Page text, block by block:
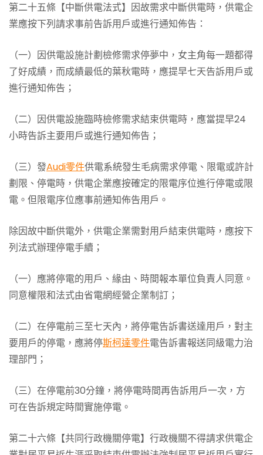
第二十五條【中斷供電法式】因故需求中斷供電時，供電企
業應按下列請求事前告訴用戶或進行通知佈告：
（一）因供電設施計劃檢修需求停夢中，女主角每一題都得
了好成績，而成績最低的葉秋電時，應提早七天告訴用戶或
進行通知佈告；
（二）因供電設施臨時檢修需求結束供電時，應當提早24
小時告訴主要用戶或進行通知佈告；
（三）發Audi零件供電系統發生毛病需求停電、限電或許計
劃限、停電時，供電企業應按確定的限電序位進行停電或限
電。但限電序位應事前通知佈告用戶。
除因故中斷供電外，供電企業需對用戶結束供電時，應按下
列法式辦理停電手續；
（一）應將停電的用戶、緣由、時間報本單位負責人同意。
同意權限和法式由省電網經營企業制訂；
（二）在停電前三至七天內，將停電告訴書送達用戶，對主
要用戶的停電，應將停斯柯達零件電告訴書報送同級電力治
理部門；
（三）在停電前30分鐘，將停電時間再告訴用戶一次，方
可在告訴規定時間實施停電。
第二十六條【共同行政機關停電】行政機關不得請求供電企